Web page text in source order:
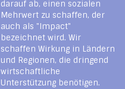
darauf ab, einen sozialen
Mehrwert zu schaffen, der
auch als "Impact"
bezeichnet wird. Wir
schaffen Wirkung in Ländern
und Regionen, die dringend
wirtschaftliche
Unterstützung benötigen.